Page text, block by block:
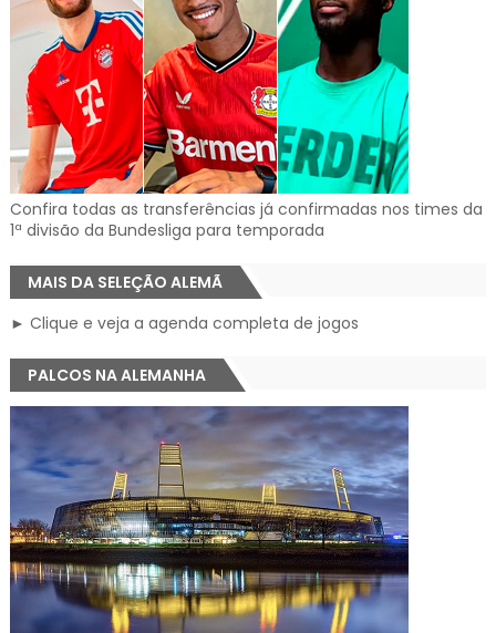
Confira todas as transferências já confirmadas nos times da
1ª divisão da Bundesliga para temporada
MAIS DA SELEÇÃO ALEMÃ
► Clique e veja a agenda completa de jogos
PALCOS NA ALEMANHA